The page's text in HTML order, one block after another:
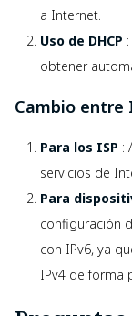
a Internet.
Uso de DHCP
obtener
Cambio entre
Para los ISP :
servicios de
Para
configuración
con IPv6, ya
IPv4 de forma